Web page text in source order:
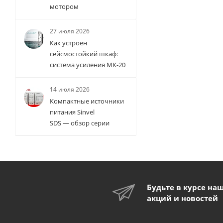
мотором
27 июля 2026
Как устроен
сейсмостойкий шкаф:
система усиления МК-20
14 июля 2026
Компактные источники
питания Sinvel
SDS — обзор серии
Будьте в курсе
акций и новостей